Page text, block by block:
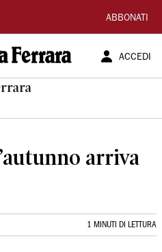
ABBONATI
ACCEDI
arriva
1 MINUTI DI LETTURA